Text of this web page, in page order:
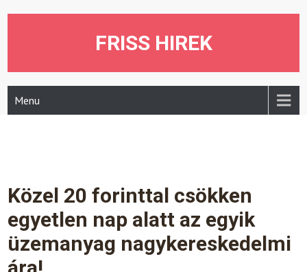
FRISS HIREK
Menu
Közel 20 forinttal csökken
egyetlen nap alatt az egyik
üzemanyag nagykereskedelmi